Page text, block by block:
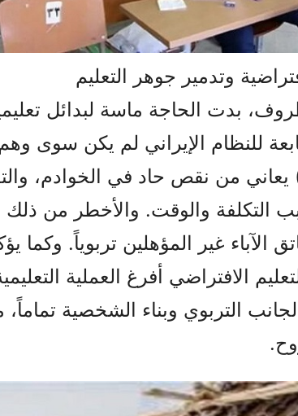
وتدمير جوهر التعليم
بدت الحاجة ماسة لبدائل
للنظام الإيراني لم يكن سوى
من نقص حاد في الخوادم،
التكلفة والوقت. والأخطر من ذلك
الآباء غير المؤهلين تربوياً. وكما
الافتراضي أفرغ العملية
التربوي وبناء الشخصية تماماً،